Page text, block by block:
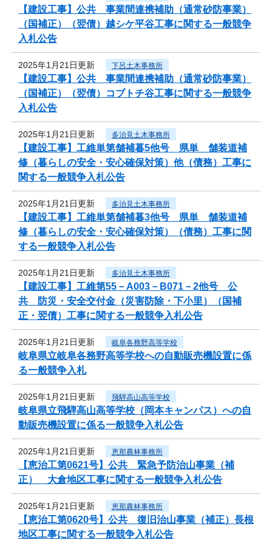
【建設工事】公共 事業間連携補助（通常砂防事業）
（国補正）（翌債）越シケ平谷工事に関する一般競争
入札公告
2025年1月21日更新 下呂土木事務所
【建設工事】公共 事業間連携補助（通常砂防事業）
（国補正）（翌債）コブトチ谷工事に関する一般競争
入札公告
2025年1月21日更新 多治見土木事務所
【建設工事】工維単第舗補暮5他号 県単 舗装道補
修（暮らしの安全・安心確保対策）他（債務）工事に
関する一般競争入札公告
2025年1月21日更新 多治見土木事務所
【建設工事】工維単第舗補暮3他号 県単 舗装道補
修（暮らしの安全・安心確保対策）（債務）工事に関
する一般競争入札公告
2025年1月21日更新 多治見土木事務所
【建設工事】工維第55－A003－B071－2他号 公
共 防災・安全交付金（災害防除・下小里）（国補
正・翌債）工事に関する一般競争入札公告
2025年1月21日更新 岐阜各務野高等学校
岐阜県立岐阜各務野高等学校への自動販売機設置に係
る一般競争入札
2025年1月21日更新 飛騨高山高等学校
岐阜県立飛騨高山高等学校（岡本キャンパス）への自
動販売機設置に係る一般競争入札公告
2025年1月21日更新 恵那農林事務所
【恵治工第0621号】公共 緊急予防治山事業（補
正） 大倉地区工事に関する一般競争入札公告
2025年1月21日更新 恵那農林事務所
【恵治工第0620号】公共 復旧治山事業（補正）長根
地区工事に関する一般競争入札公告